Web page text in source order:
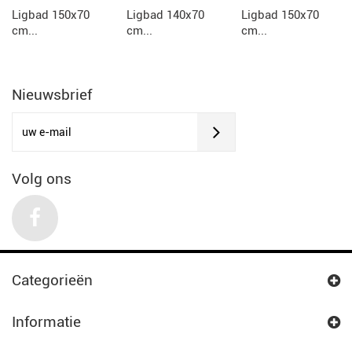
Ligbad 150x70
cm...
Ligbad 140x70
cm...
Ligbad 150x70
cm...
Nieuwsbrief
Volg ons
Categorieën
Informatie